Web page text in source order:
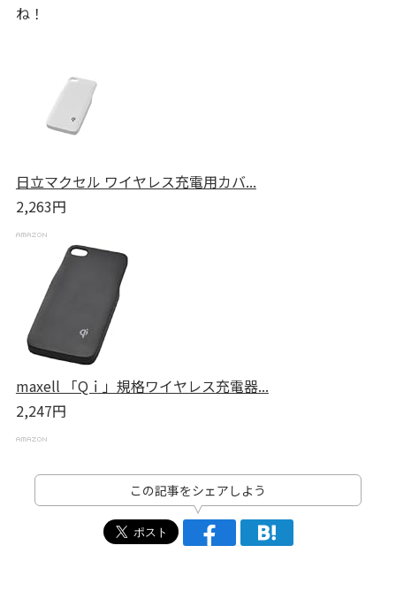
ね！
日立マクセル ワイヤレス充電用カバ...
2,263円
maxell 「Qｉ」規格ワイヤレス充電器...
2,247円
この記事をシェアしよう